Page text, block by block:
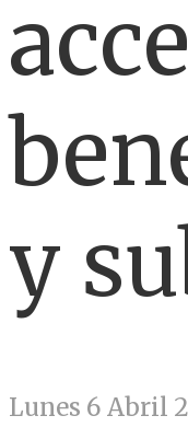
y
Lunes 6 Abril